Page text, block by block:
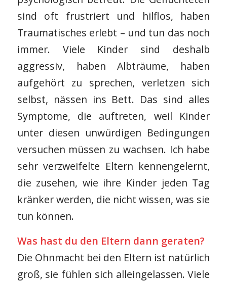
sind oft frustriert und hilflos, haben
Traumatisches erlebt – und tun das noch
immer. Viele Kinder sind deshalb
aggressiv, haben Albträume, haben
aufgehört zu sprechen, verletzen sich
selbst, nässen ins Bett. Das sind alles
Symptome, die auftreten, weil Kinder
unter diesen unwürdigen Bedingungen
versuchen müssen zu wachsen. Ich habe
sehr verzweifelte Eltern kennengelernt,
die zusehen, wie ihre Kinder jeden Tag
kränker werden, die nicht wissen, was sie
tun können.
Was hast du den Eltern dann geraten?
Die Ohnmacht bei den Eltern ist natürlich
groß, sie fühlen sich alleingelassen. Viele